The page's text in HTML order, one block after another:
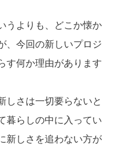
よりも、どこか懐か
、今回の新しいプロジ
す何か理由があります
さは一切要らないと
暮らしの中に入ってい
新しさを追わない方が